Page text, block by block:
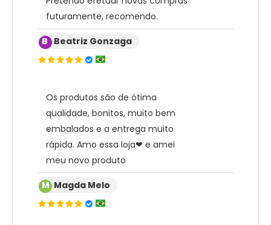
futuramente, recomendo.
B Beatriz Gonzaga
Os produtos são de ótima
qualidade, bonitos, muito bem
embalados e a entrega muito
rápida. Amo essa loja❤ e amei
meu novo produto
M Magda Melo